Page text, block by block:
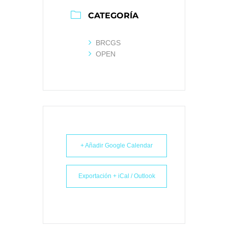
CATEGORÍA
BRCGS
OPEN
+ Añadir Google Calendar
Exportación + iCal / Outlook